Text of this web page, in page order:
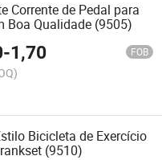
Corrente de Pedal para
Boa Qualidade (9505)
-1,70 FOB
Bicicleta de Exercício
(9510)